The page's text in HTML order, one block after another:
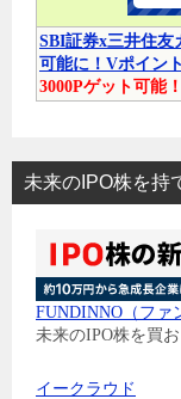
SBI証券x三井住友
可能に！Vポイン
3000Pゲット可能！
未来のIPO株を持
FUNDINNO（ファ
未来のIPO株を買お
イークラウド